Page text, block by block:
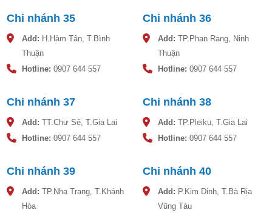
Bản vẽ bồn nước nhựa Sơn Hà 2000 lít
sát, lắp đặt bồn nước inox và bồn nước nhựa chính hãng
Đặc điểm nổi bật:
bảo hành 16 năm, bền bỉ và chống ăn mòn tốt.
Bồn nước nhựa LLDPE: Dung tích từ 300 lít đến 10.000 lít,
Chi nhánh 35
Add: H.Hàm Tân, T.Bình
Thuận
Hotline: 0907 644 557
Chi nhánh 36
Add: TP.Phan Rang, Ninh
Thuận
Hotline: 0907 644 557
Chi nhánh 37
Add: TT.Chư Sê, T.Gia Lai
Hotline: 0907 644 557
Chi nhánh 38
Add: TP.Pleiku, T.Gia Lai
Hotline: 0907 644 557
Chi nhánh 39
Add: TP.Nha Trang, T.Khánh
Hòa
Chi nhánh 40
Add: P.Kim Dinh, T.Bà Rịa
Vũng Tàu